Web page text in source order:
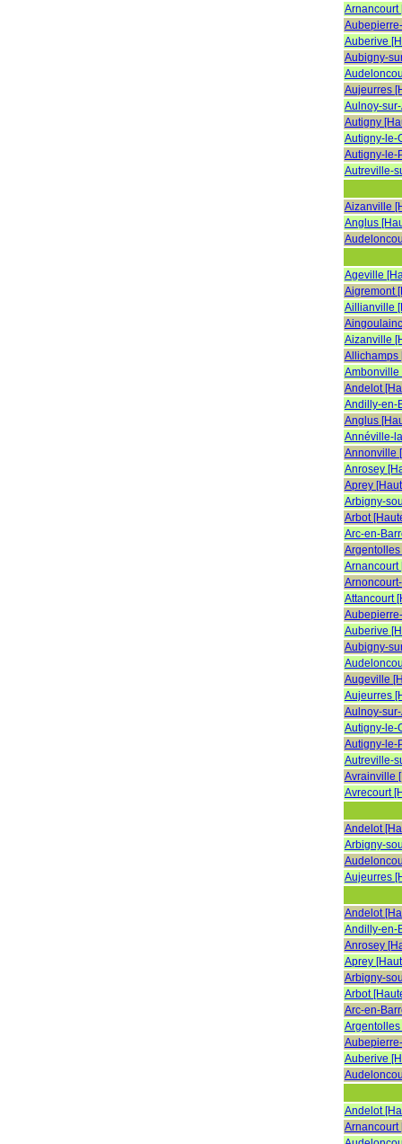
Arnancourt
Auberive
Aubigny-
Aujeurres
Aulnoy-
Autigny
Autigny-le-
Autigny-le-
Autreville-
Aizanville
Anglus
Ageville
Aigremont
Aillianville
Aizanville
Allichamps
Ambonville
Andelot
Andilly-en-
Anglus
Annéville-
Annonville
Anrosey
Aprey
Arbigny-
Arbot
Arc-en-
Arnancourt
Attancourt
Auberive
Aubigny-
Augeville
Aujeurres
Aulnoy-
Autigny-le-
Autigny-le-
Autreville-
Avrainville
Avrecourt
Andelot
Arbigny-
Aujeurres
Andelot
Andilly-en-
Anrosey
Aprey
Arbigny-
Arbot
Arc-en-
Auberive
Andelot
Arnancourt